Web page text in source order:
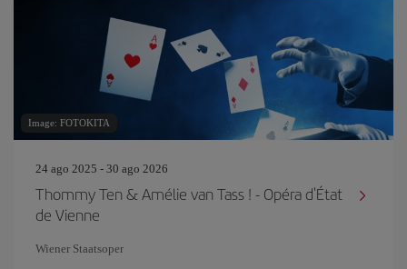
Image: FOTOKITA
24 ago 2025 - 30 ago 2026
Thommy Ten & Amélie van Tass ! - Opéra d'État
de Vienne
Wiener Staatsoper